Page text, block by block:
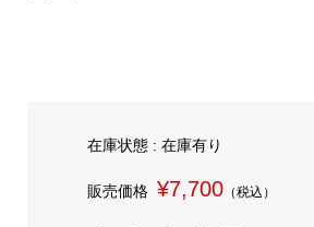
在庫状態 : 在庫有り
販売価格 ¥7,700（税込）